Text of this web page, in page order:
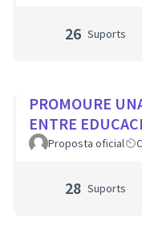
26 Suports
PROMOURE
ENTRE
Proposta oficial
28 Suports